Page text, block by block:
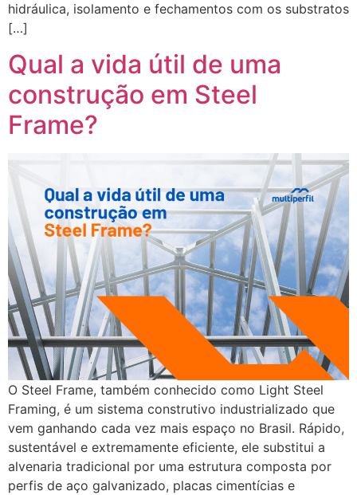
hidráulica, isolamento e fechamentos com os substratos
[…]
Qual a vida útil de uma
construção em Steel
Frame?
O Steel Frame, também conhecido como Light Steel
Framing, é um sistema construtivo industrializado que
vem ganhando cada vez mais espaço no Brasil. Rápido,
sustentável e extremamente eficiente, ele substitui a
alvenaria tradicional por uma estrutura composta por
perfis de aço galvanizado, placas cimentícias e